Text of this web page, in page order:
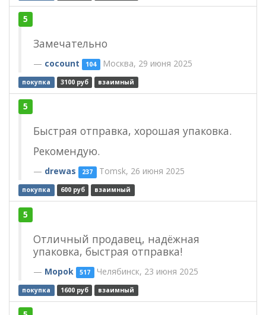
5
Замечательно
cocount 104 Москва, 29 июня 2025
покупка 3100 руб взаимный
5
Быстрая отправка, хорошая упаковка.
Рекомендую.
drewas 237 Tomsk, 26 июня 2025
покупка 600 руб взаимный
5
Отличный продавец, надёжная
упаковка, быстрая отправка!
Mopok 517 Челябинск, 23 июня 2025
покупка 1600 руб взаимный